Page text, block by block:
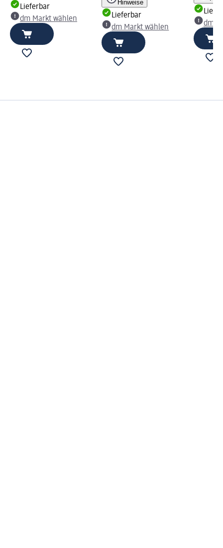
Lieferbar
dm Markt wählen
Hinweise
Lieferbar
dm Markt wählen
dm